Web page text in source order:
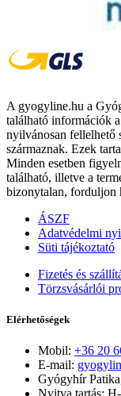
A gyogyline.hu a
található információk
nyilvánosan fellelhető
származnak. Ezek
Minden esetben
található, illetve a
bizonytalan, forduljon
ÁSZF
Adatvédelmi
Süti tájékoztató
Fizetés és
Törzsvásárlói
Elérhetőségek
Mobil: +36 20
E-mail:
Gyógyhír
Nyitva tartás: